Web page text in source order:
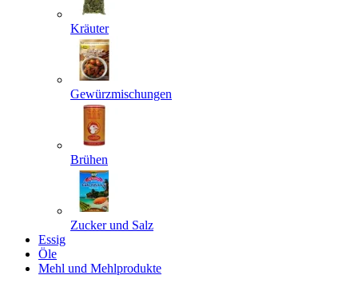
Kräuter
Gewürzmischungen
Brühen
Zucker und Salz
Essig
Öle
Mehl und Mehlprodukte